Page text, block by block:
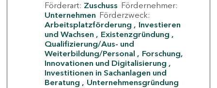
Förderart: Zuschuss Fördernehmer:
Unternehmen Förderzweck:
Arbeitsplatzförderung
Investieren
und Wachsen
Existenzgründung
Qualifizierung/Aus- und
Weiterbildung/Personal
Forschung,
Innovationen und Digitalisierung
Investitionen in Sachanlagen und
Beratung
Unternehmensgründung